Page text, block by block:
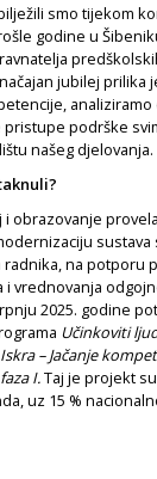
smo tijekom
godine u
jubilej prilika
podrške
našeg djelovanja.
obrazovanje
sustava
na potporu
vrednovanja
2025. godine
Učinkoviti
Iskra – Jačanje
I.Taj je projekt
uz 15 %